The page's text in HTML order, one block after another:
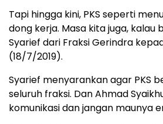
Tapi hingga kini, PKS seperti
dong kerja. Masa kita juga, kalau
Syarief dari Fraksi Gerindra
(18/7/2019).
Syarief menyarankan agar PKS
seluruh fraksi. Dan Ahmad
komunikasi dan jangan maunya